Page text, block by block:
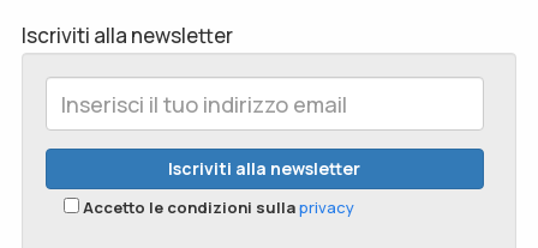
Iscriviti alla newsletter
Accetto le condizioni sullaprivacy